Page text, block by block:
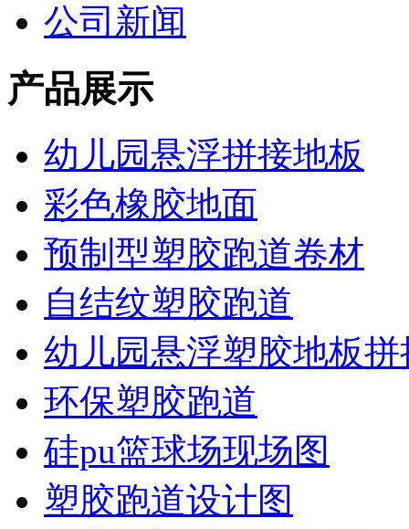
公司新闻
产品展示
幼儿园悬浮拼接地板
彩色橡胶地面
预制型塑胶跑道卷材
自结纹塑胶跑道
幼儿园悬浮塑胶地板
环保塑胶跑道
硅pu篮球场现场图
塑胶跑道设计图